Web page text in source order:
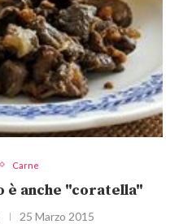
Carne
è anche "coratella"
25 Marzo 2015